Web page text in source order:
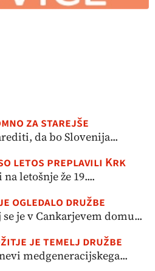
za starejše
da bo Slovenija...
letos preplavili Krk
letošnje že 19....
ogledalo družbe
se je v Cankarjevem domu...
je temelj družbe
medgeneracijskega...